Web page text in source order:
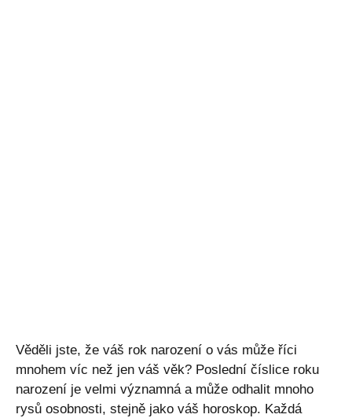
Věděli jste, že váš rok narození o vás může říci
mnohem víc než jen váš věk? Poslední číslice roku
narození je velmi významná a může odhalit mnoho
rysů osobnosti, stejně jako váš horoskop. Každá